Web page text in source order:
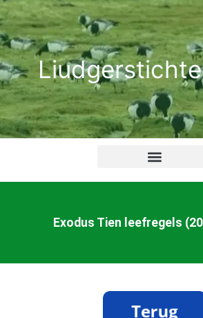
Ga
naar
de
inhoud
Exodus Tien leefregels